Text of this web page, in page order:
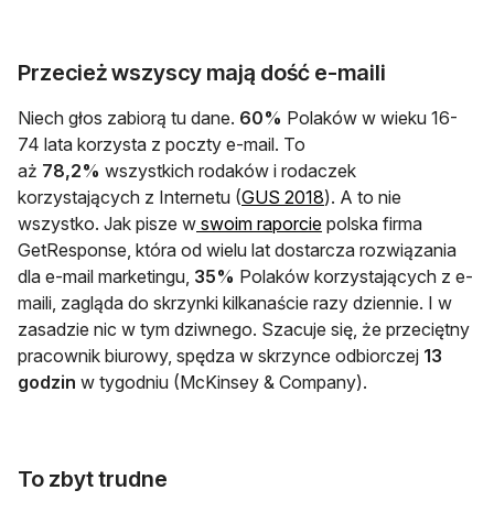
Przecież wszyscy mają dość e-maili
Niech głos zabiorą tu dane. 60% Polaków w wieku 16-
74 lata korzysta z poczty e-mail. To
aż 78,2% wszystkich rodaków i rodaczek
korzystających z Internetu (GUS 2018otwiera się w nowej
). A to nie
wszystko. Jak pisze w swoim raporcieotwiera się w nowej
polska firma
GetResponse, która od wielu lat dostarcza rozwiązania
dla e-mail marketingu, 35% Polaków korzystających z e-
maili, zagląda do skrzynki kilkanaście razy dziennie. I w
zasadzie nic w tym dziwnego. Szacuje się, że przeciętny
pracownik biurowy, spędza w skrzynce odbiorczej 13
godzin w tygodniu (McKinsey & Company).
To zbyt trudne